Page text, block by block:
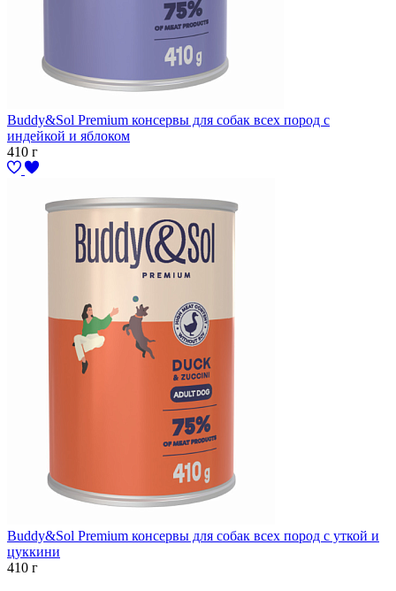
Buddy&Sol Premium консервы для собак всех пород с
индейкой и яблоком
410 г
Buddy&Sol Premium консервы для собак всех пород с уткой и
цуккини
410 г